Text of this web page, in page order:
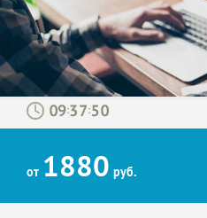
: :
от 1880 руб.